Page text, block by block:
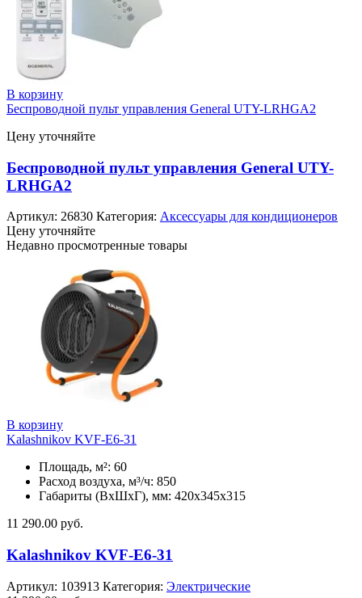
В корзину
Беспроводной пульт управления General UTY-LRHGA2
Цену уточняйте
Беспроводной пульт управления General UTY-
LRHGA2
Артикул: 26830 Категория: Аксессуары для кондиционеров
Цену уточняйте
Недавно просмотренные товары
В корзину
Kalashnikov KVF-E6-31
Площадь, м²: 60
Расход воздуха, м³/ч: 850
Габариты (ВхШхГ), мм: 420x345x315
11 290.00 руб.
Kalashnikov KVF-E6-31
Артикул: 103913 Категория: Электрические